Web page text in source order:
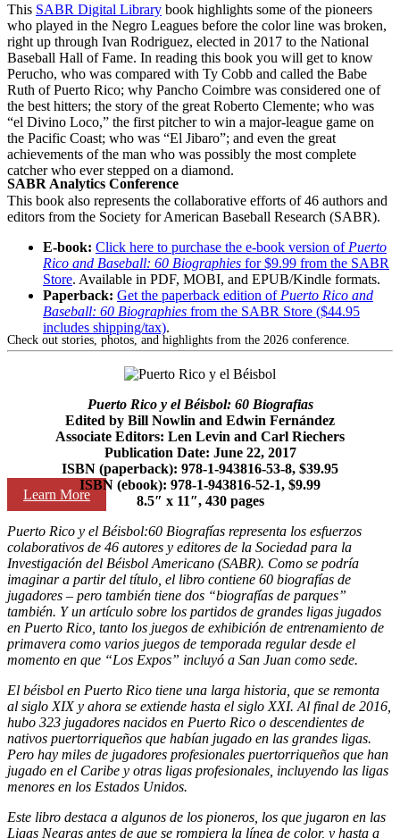
SABR Analytics Conference
Check out stories, photos, and highlights from the 2026 conference.
Learn More
This SABR Digital Library book highlights some of the pioneers
who played in the Negro Leagues before the color line was broken,
right up through Ivan Rodriguez, elected in 2017 to the National
Baseball Hall of Fame. In reading this book you will get to know
Perucho, who was compared with Ty Cobb and called the Babe
Ruth of Puerto Rico; why Pancho Coimbre was considered one of
the best hitters; the story of the great Roberto Clemente; who was
“el Divino Loco,” the first pitcher to win a major-league game on
the Pacific Coast; who was “El Jibaro”; and even the great
achievements of the man who was possibly the most complete
catcher who ever stepped on a diamond.
This book also represents the collaborative efforts of 46 authors and
editors from the Society for American Baseball Research (SABR).
E-book: Click here to purchase the e-book version of Puerto
Rico and Baseball: 60 Biographies for $9.99 from the SABR
Store. Available in PDF, MOBI, and EPUB/Kindle formats.
Paperback: Get the paperback edition of Puerto Rico and
Baseball: 60 Biographies from the SABR Store ($44.95
includes shipping/tax).
Puerto Rico y el Béisbol: 60 Biografias
Edited by Bill Nowlin and Edwin Fernández
Associate Editors: Len Levin and Carl Riechers
Publication Date: June 22, 2017
ISBN (paperback): 978-1-943816-53-8, $39.95
ISBN (ebook): 978-1-943816-52-1, $9.99
8.5″ x 11″, 430 pages
Puerto Rico y el Béisbol:60 Biografías representa los esfuerzos
colaborativos de 46 autores y editores de la Sociedad para la
Investigación del Béisbol Americano (SABR). Como se podría
imaginar a partir del título, el libro contiene 60 biografías de
jugadores – pero también tiene dos “biografías de parques”
también. Y un artículo sobre los partidos de grandes ligas jugados
en Puerto Rico, tanto los juegos de exhibición de entrenamiento de
primavera como varios juegos de temporada regular desde el
momento en que “Los Expos” incluyó a San Juan como sede.
El béisbol en Puerto Rico tiene una larga historia, que se remonta
al siglo XIX y ahora se extiende hasta el siglo XXI. Al final de 2016,
hubo 323 jugadores nacidos en Puerto Rico o descendientes de
nativos puertorriqueños que habían jugado en las grandes ligas.
Pero hay miles de jugadores profesionales puertorriqueños que han
jugado en el Caribe y otras ligas profesionales, incluyendo las ligas
menores en los Estados Unidos.
Este libro destaca a algunos de los pioneros, los que jugaron en las
Ligas Negras antes de que se rompiera la línea de color, y hasta a